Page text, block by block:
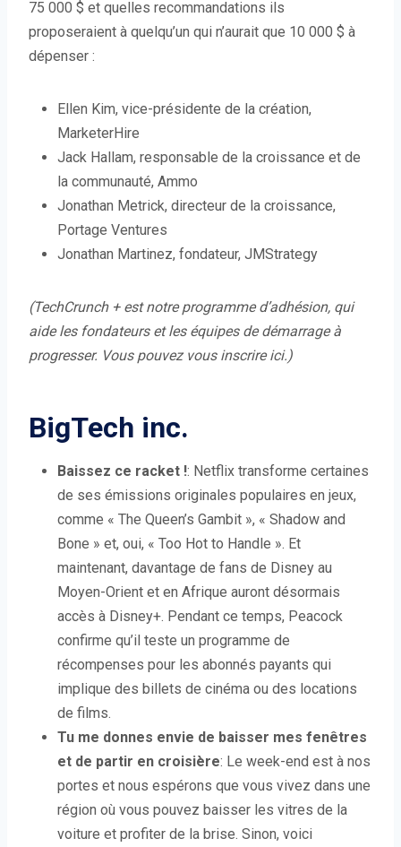
l
l
75 000 $ et quelles recommandations ils
proposeraient à quelqu’un qui n’aurait que 10 000 $ à
dépenser :
Ellen Kim, vice-présidente de la création,
MarketerHire
Jack Hallam, responsable de la croissance et de
la communauté, Ammo
Jonathan Metrick, directeur de la croissance,
Portage Ventures
Jonathan Martinez, fondateur, JMStrategy
(TechCrunch + est notre programme d’adhésion, qui
aide les fondateurs et les équipes de démarrage à
progresser. Vous pouvez vous inscrire ici.)
BigTech inc.
Baissez ce racket !: Netflix transforme certaines
de ses émissions originales populaires en jeux,
comme « The Queen’s Gambit », « Shadow and
Bone » et, oui, « Too Hot to Handle ». Et
maintenant, davantage de fans de Disney au
Moyen-Orient et en Afrique auront désormais
accès à Disney+. Pendant ce temps, Peacock
confirme qu’il teste un programme de
récompenses pour les abonnés payants qui
implique des billets de cinéma ou des locations
de films.
Tu me donnes envie de baisser mes fenêtres
et de partir en croisière: Le week-end est à nos
portes et nous espérons que vous vivez dans une
région où vous pouvez baisser les vitres de la
voiture et profiter de la brise. Sinon, voici